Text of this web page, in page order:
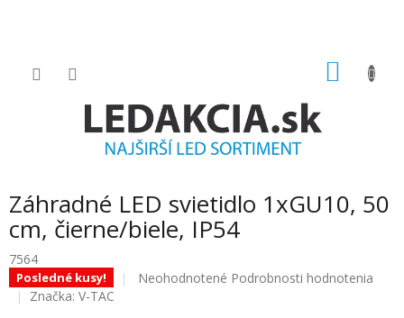
Záhradné LED svietidlo 1xGU10, 50
cm, čierne/biele, IP54
7564
Posledné kusy!
Priemerné
Neohodnotené Podrobnosti hodnotenia
Značka: V-TAC